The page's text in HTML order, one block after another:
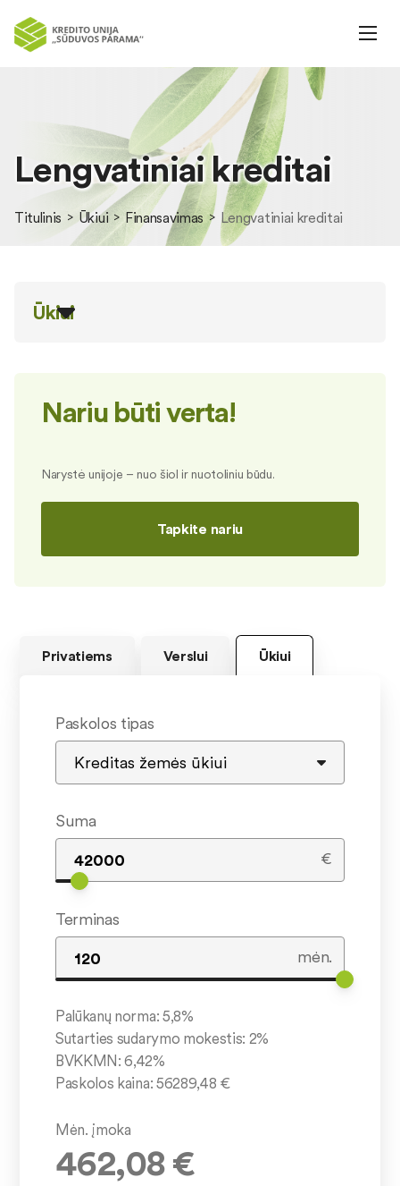
Lengvatiniai kreditai
Titulinis Ūkiui Finansavimas Lengvatiniai kreditai
Ūkiui
Nariu būti verta!
Narystė unijoje – nuo šiol ir nuotoliniu būdu.
Tapkite nariu
Privatiems Verslui Ūkiui
Paskolos tipas
Suma
€
Terminas
mėn.
Palūkanų norma:5,8%
Sutarties sudarymo mokestis: 2%
BVKKMN:6,42%
Paskolos kaina:56289,48 €
Mėn. įmoka
462,08€